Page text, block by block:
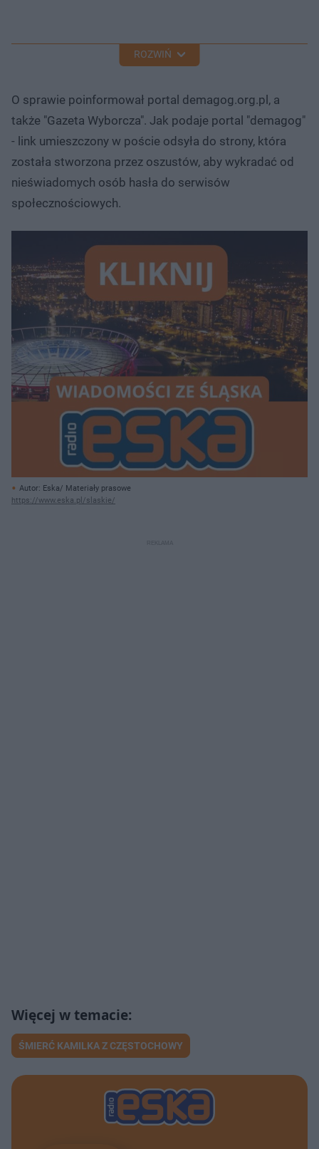
ROZWIŃ
O sprawie poinformował portal demagog.org.pl, a
także "Gazeta Wyborcza". Jak podaje portal "demagog"
- link umieszczony w poście odsyła do strony, która
została stworzona przez oszustów, aby wykradać od
nieświadomych osób hasła do serwisów
społecznościowych.
Autor: Eska/ Materiały prasowe
https://www.eska.pl/slaskie/
ŚMIERĆ KAMILKA Z CZĘSTOCHOWY